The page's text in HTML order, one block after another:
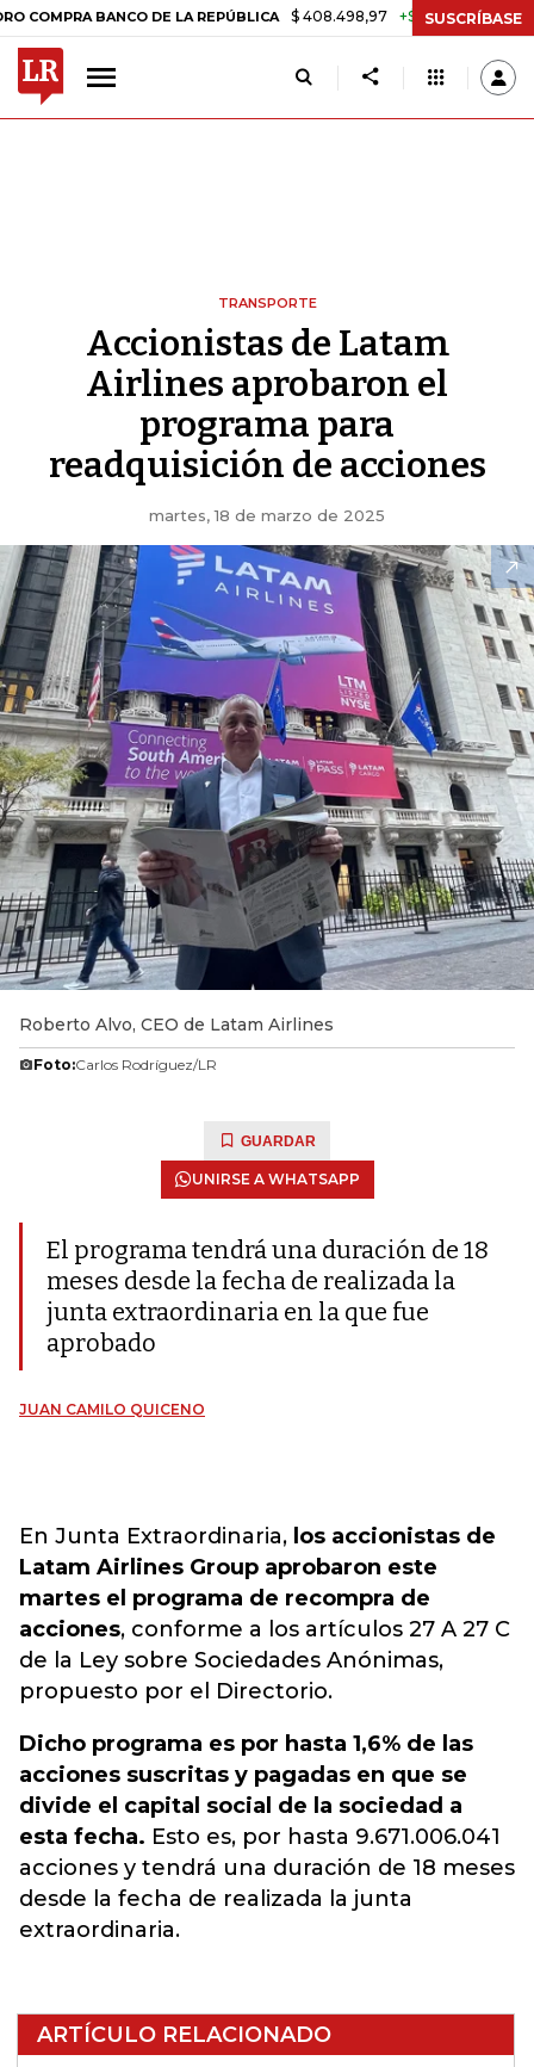
BANCO DE LA REPÚBLICA $ 408.498,97 +$ 8.753,81 +2,19%
SUSCRÍBASE
TRANSPORTE
Accionistas de Latam
Airlines aprobaron el
programa para
readquisición de acciones
martes, 18 de marzo de 2025
Roberto Alvo, CEO de Latam Airlines
Foto:Carlos Rodríguez/LR
GUARDAR
UNIRSE A WHATSAPP
El programa tendrá una duración de 18
meses desde la fecha de realizada la
junta extraordinaria en la que fue
aprobado
JUAN CAMILO QUICENO
En Junta Extraordinaria, los accionistas de
Latam Airlines Group aprobaron este
martes el programa de recompra de
acciones, conforme a los artículos 27 A 27 C
de la Ley sobre Sociedades Anónimas,
propuesto por el Directorio.
Dicho programa es por hasta 1,6% de las
acciones suscritas y pagadas en que se
divide el capital social de la sociedad a
esta fecha. Esto es, por hasta 9.671.006.041
acciones y tendrá una duración de 18 meses
desde la fecha de realizada la junta
extraordinaria.
ARTÍCULO RELACIONADO